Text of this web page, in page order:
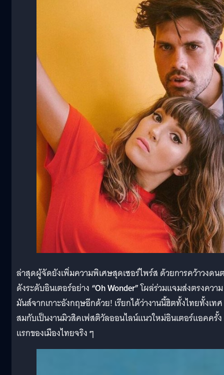
ล่าสุดผู้จัดยังเพิ่มความพิเศษสุดเซอร์ไพร์ส ด้วยการคว้าวงดน
ดังระดับอินเตอร์อย่าง “Oh Wonder”โผล่ร่วมแจมส่งตรงความ
มันส์จากเกาะอังกฤษอีกด้วย! เรียกได้ว่างานนี้ฮิตทั้งไทยทั้งเทศ
สมกับเป็นงานมิวสิคเฟสติวัลออนไลน์แนวใหม่อินเตอร์แอคครั้ง
แรกของเมืองไทยจริง ๆ